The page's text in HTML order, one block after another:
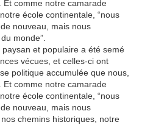
Et comme notre camarade
école continentale, “nous
nouveau, mais nous
monde”.
et populaire a été semé
vécues, et celles-ci ont
politique accumulée que nous,
Et comme notre camarade
école continentale, “nous
nouveau, mais nous
chemins historiques, notre